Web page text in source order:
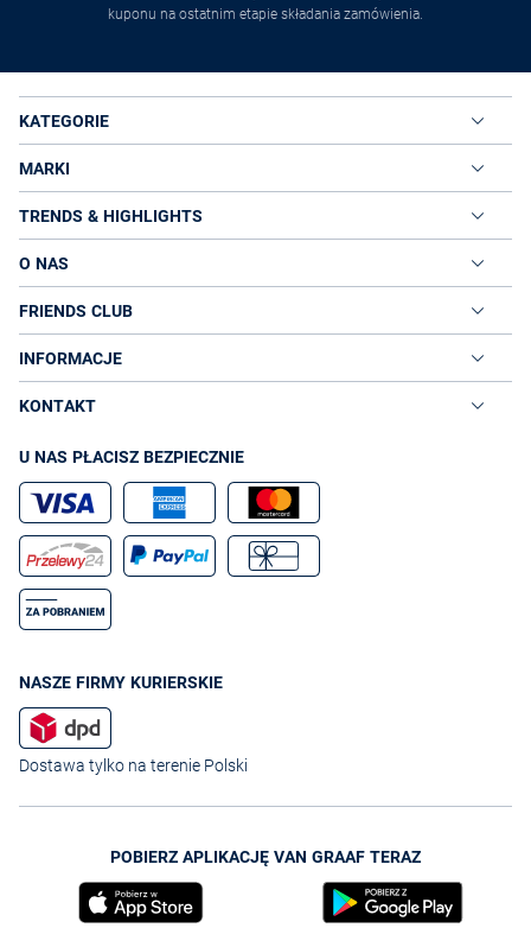
kuponu na ostatnim etapie składania zamówienia.
KATEGORIE
MARKI
TRENDS & HIGHLIGHTS
O NAS
FRIENDS CLUB
INFORMACJE
KONTAKT
U NAS PŁACISZ BEZPIECZNIE
NASZE FIRMY KURIERSKIE
Dostawa tylko na terenie Polski
POBIERZ APLIKACJĘ VAN GRAAF TERAZ